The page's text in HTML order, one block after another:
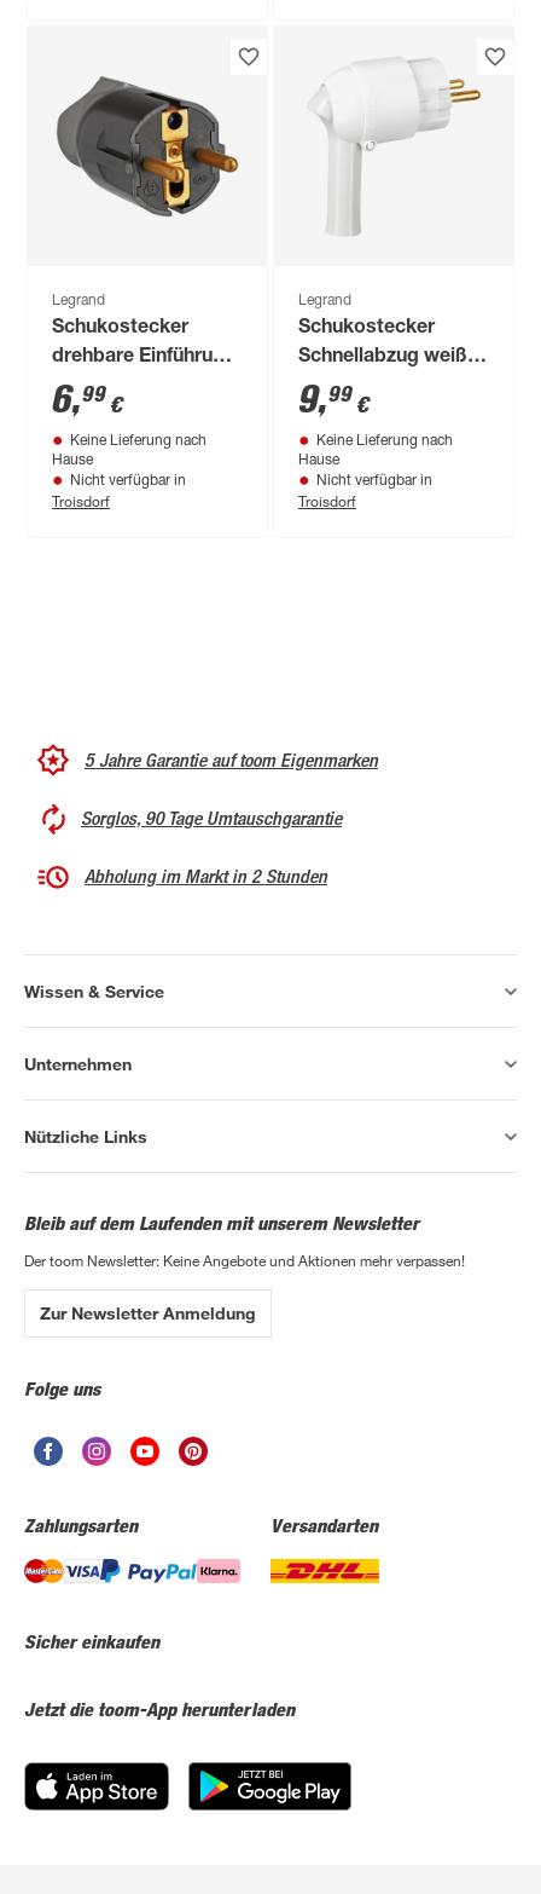
Legrand
Schukostecker
drehbare Einführung
schwarz 16 A 230 V
6,99 €
Keine Lieferung nach
Hause
Nicht verfügbar in
Troisdorf
Legrand
Schukostecker
Schnellabzug weiß
16 A 230 V
9,99 €
Keine Lieferung nach
Hause
Nicht verfügbar in
Troisdorf
5 Jahre Garantie auf toom Eigenmarken
Sorglos, 90 Tage Umtauschgarantie
Abholung im Markt in 2 Stunden
Wissen & Service
Unternehmen
Nützliche Links
Bleib auf dem Laufenden mit unserem Newsletter
Der toom Newsletter: Keine Angebote und Aktionen mehr verpassen!
Zur Newsletter Anmeldung
Folge uns
Zahlungsarten Versandarten
Sicher einkaufen
Jetzt die toom-App herunterladen